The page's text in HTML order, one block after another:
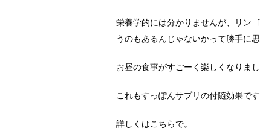
栄養学的には分かりませんが、リン
うのもあるんじゃないかって勝手に
お昼の食事がすごーく楽しくなりまし
これもすっぽんサプリの付随効果です
詳しくはこちらで。